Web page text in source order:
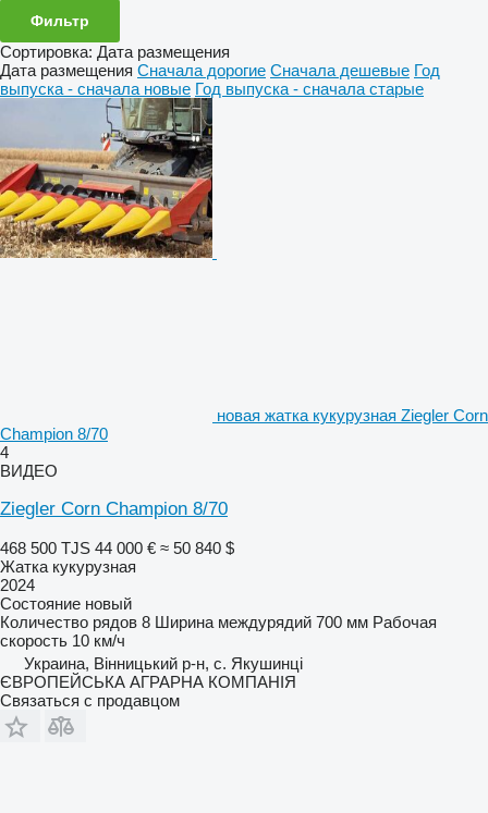
Фильтр
Сортировка: Дата размещения
Дата размещения Сначала дорогие Сначала дешевые Год
выпуска - сначала новые Год выпуска - сначала старые
новая жатка кукурузная Ziegler Corn
Champion 8/70
4
ВИДЕО
Ziegler Corn Champion 8/70
468 500 TJS 44 000 € ≈ 50 840 $
Жатка кукурузная
2024
Состояние новый
Количество рядов 8 Ширина междурядий 700 мм Рабочая
скорость 10 км/ч
Украина, Вінницький р-н, с. Якушинці
ЄВРОПЕЙСЬКА АГРАРНА КОМПАНІЯ
Связаться с продавцом